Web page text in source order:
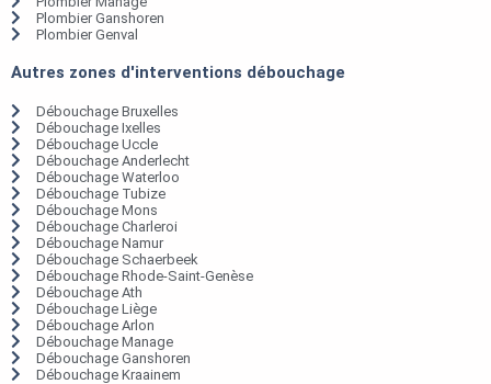
Plombier Ganshoren
Plombier Genval
Autres zones d'interventions débouchage
Débouchage Bruxelles
Débouchage Ixelles
Débouchage Uccle
Débouchage Anderlecht
Débouchage Waterloo
Débouchage Tubize
Débouchage Mons
Débouchage Charleroi
Débouchage Namur
Débouchage Schaerbeek
Débouchage Rhode-Saint-Genèse
Débouchage Ath
Débouchage Liège
Débouchage Arlon
Débouchage Manage
Débouchage Ganshoren
Débouchage Kraainem